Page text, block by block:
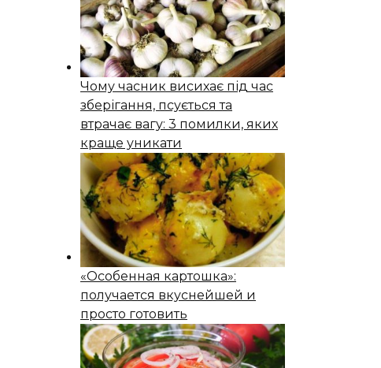
Чому часник висихає під час
зберігання, псується та
втрачає вагу: 3 помилки, яких
краще уникати
«Особенная картошка»:
получается вкуснейшей и
просто готовить